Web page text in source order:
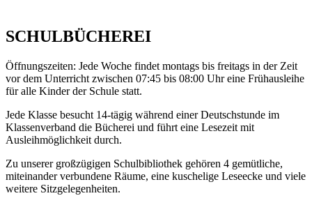
SCHULBÜCHEREI
Öffnungszeiten: Jede Woche findet montags bis freitags in der Zeit
vor dem Unterricht zwischen 07:45 bis 08:00 Uhr eine Frühausleihe
für alle Kinder der Schule statt.
Jede Klasse besucht 14-tägig während einer Deutschstunde im
Klassenverband die Bücherei und führt eine Lesezeit mit
Ausleihmöglichkeit durch.
Zu unserer großzügigen Schulbibliothek gehören 4 gemütliche,
miteinander verbundene Räume, eine kuschelige Leseecke und viele
weitere Sitzgelegenheiten.